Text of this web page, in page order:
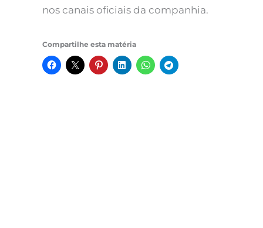
nos canais oficiais da companhia.
Compartilhe esta matéria